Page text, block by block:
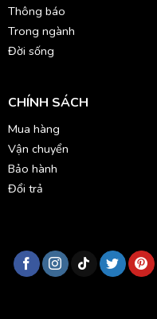
Thông báo
Trong ngành
Đời sống
CHÍNH SÁCH
Mua hàng
Vận chuyển
Bảo hành
Đổi trả